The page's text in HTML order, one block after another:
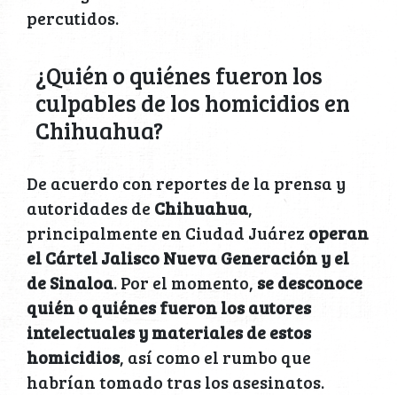
percutidos.
¿Quién o quiénes fueron los
culpables de los homicidios en
Chihuahua?
De acuerdo con reportes de la prensa y
autoridades de Chihuahua,
principalmente en Ciudad Juárez operan
el Cártel Jalisco Nueva Generación y el
de Sinaloa. Por el momento, se desconoce
quién o quiénes fueron los autores
intelectuales y materiales de estos
homicidios, así como el rumbo que
habrían tomado tras los asesinatos.